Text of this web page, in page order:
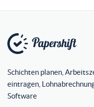
Schichten planen,
eintragen,
Software